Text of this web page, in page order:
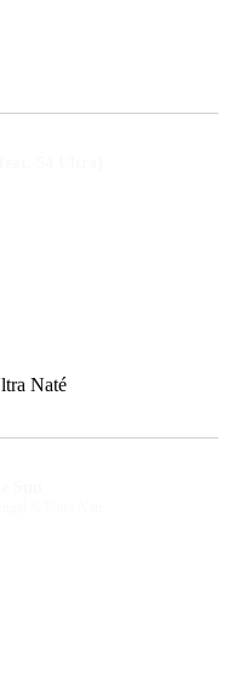
Naté